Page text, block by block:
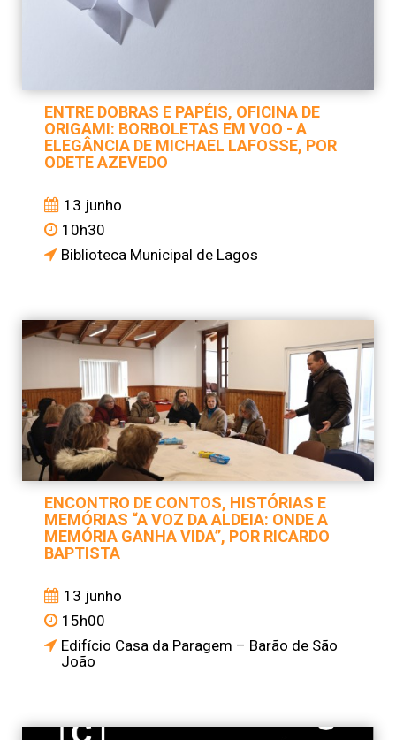
ENTRE DOBRAS E PAPÉIS, OFICINA DE
ORIGAMI: BORBOLETAS EM VOO - A
ELEGÂNCIA DE MICHAEL LAFOSSE, POR
ODETE AZEVEDO
13 junho
10h30
Biblioteca Municipal de Lagos
ENCONTRO DE CONTOS, HISTÓRIAS E
MEMÓRIAS “A VOZ DA ALDEIA: ONDE A
MEMÓRIA GANHA VIDA”, POR RICARDO
BAPTISTA
13 junho
15h00
Edifício Casa da Paragem – Barão de São
João